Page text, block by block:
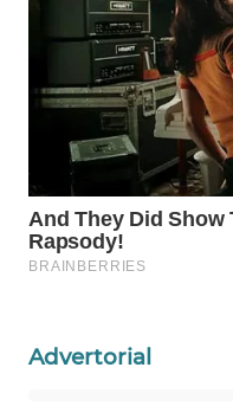
Advertorial
WAHANA
ADVOKAT
WAHANA
INFRASTRUKTUR
WAHANA
KONSUMEN
LISTRIK